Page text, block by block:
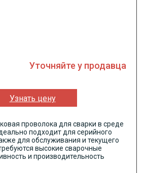
Уточняйте у продавца
Узнать цену
проволока для сварки в среде
подходит для серийного
для обслуживания и текущего
высокие сварочные
и производительность